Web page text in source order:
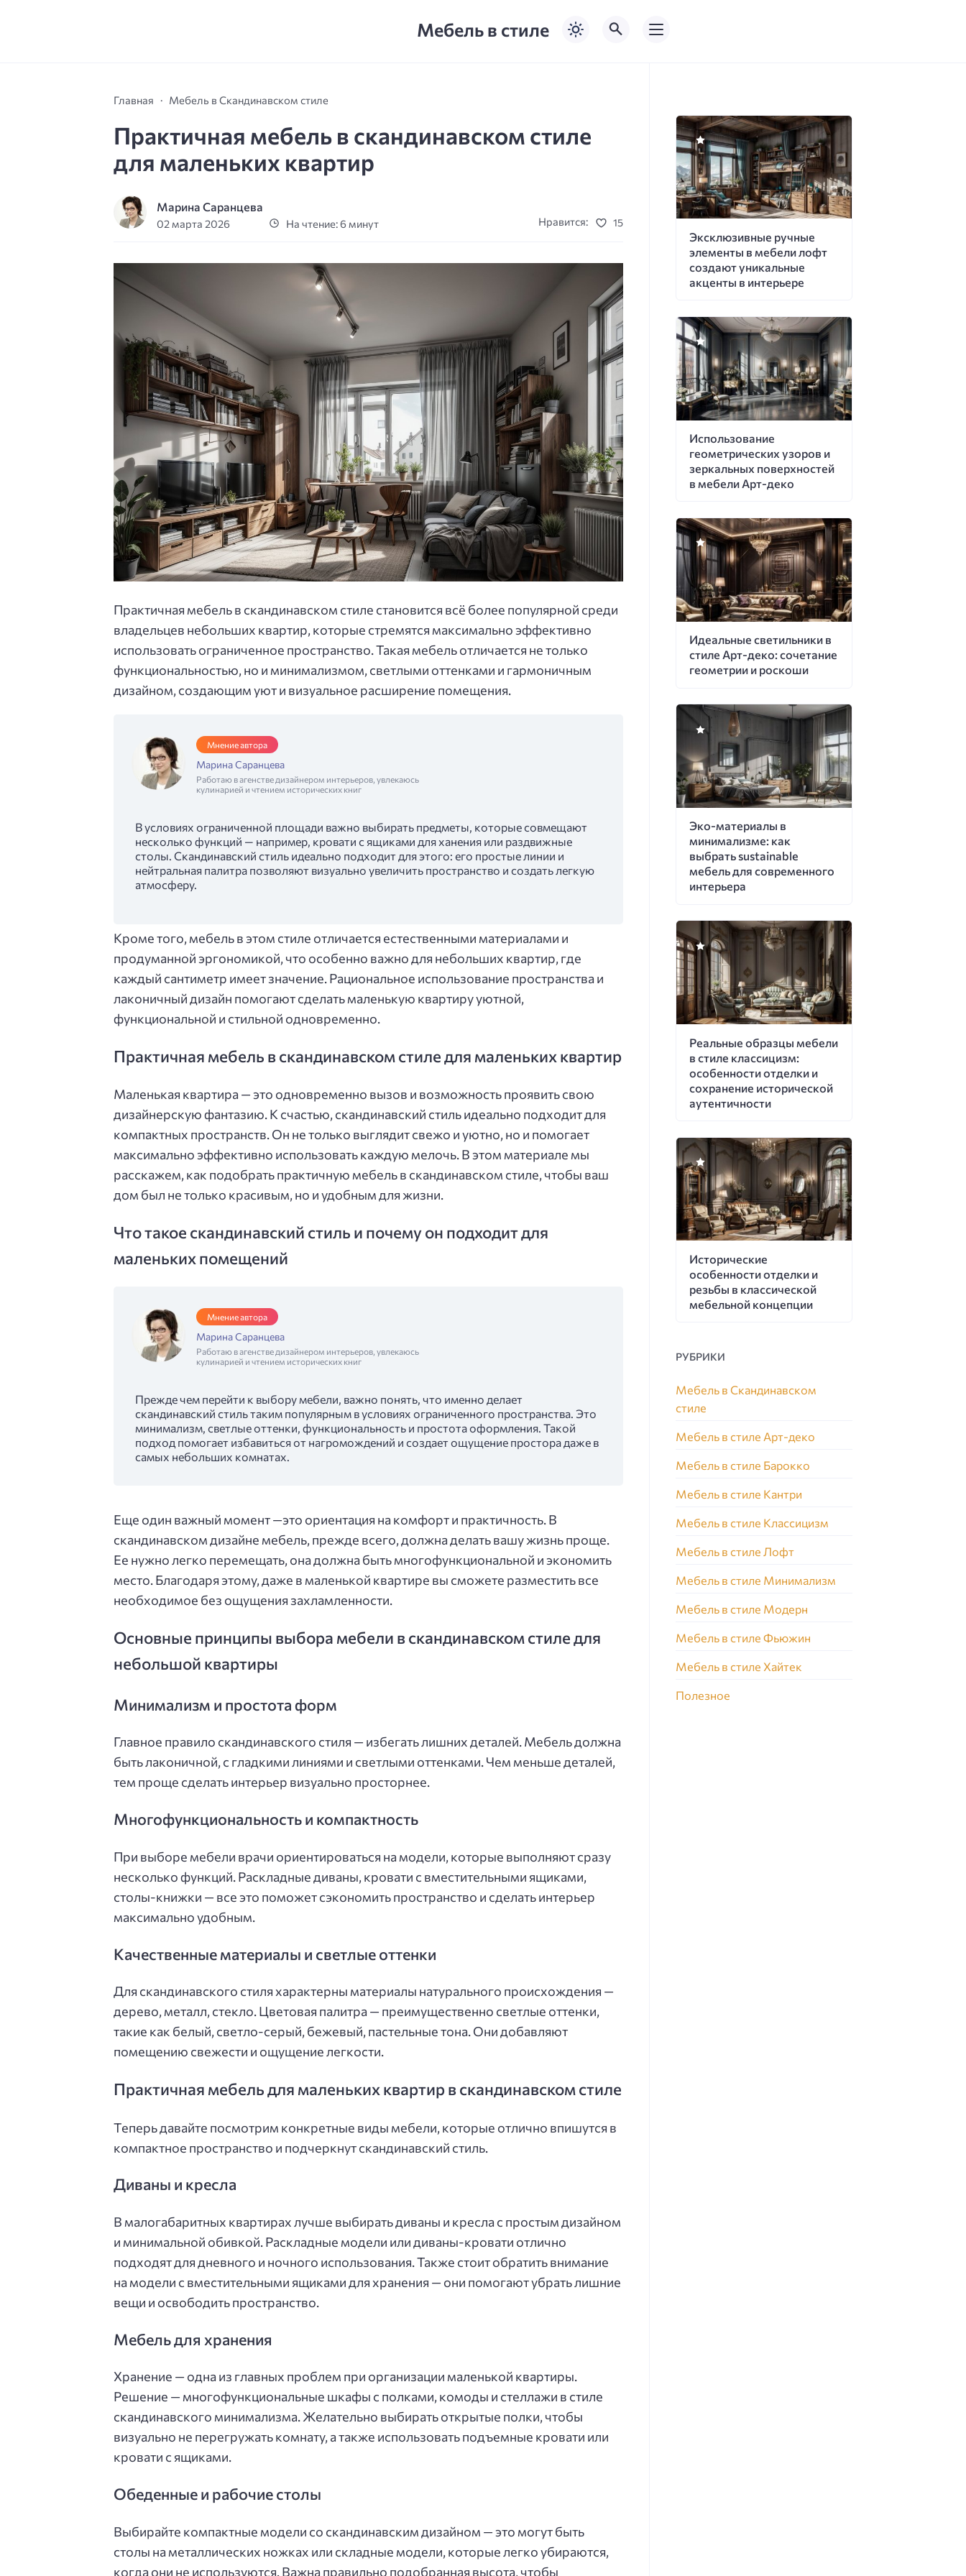
Мебель в стиле
Главная Мебель в Скандинавском стиле
Практичная мебель в скандинавском стиле
для маленьких квартир
Марина Саранцева
02 марта 2026 На чтение: 6 минут Нравится: 15
Практичная мебель в скандинавском стиле становится всё более популярной среди
владельцев небольших квартир, которые стремятся максимально эффективно
использовать ограниченное пространство. Такая мебель отличается не только
функциональностью, но и минимализмом, светлыми оттенками и гармоничным
дизайном, создающим уют и визуальное расширение помещения.
Мнение автора
Марина Саранцева
Работаю в агенстве дизайнером интерьеров, увлекаюсь
кулинарией и чтением исторических книг
В условиях ограниченной площади важно выбирать предметы, которые совмещают
несколько функций — например, кровати с ящиками для ханения или раздвижные
столы. Скандинавский стиль идеально подходит для этого: его простые линии и
нейтральная палитра позволяют визуально увеличить пространство и создать легкую
атмосферу.
Кроме того, мебель в этом стиле отличается естественными материалами и
продуманной эргономикой, что особенно важно для небольших квартир, где
каждый сантиметр имеет значение. Рациональное использование пространства и
лаконичный дизайн помогают сделать маленькую квартиру уютной,
функциональной и стильной одновременно.
Практичная мебель в скандинавском стиле для маленьких квартир
Маленькая квартира — это одновременно вызов и возможность проявить свою
дизайнерскую фантазию. К счастью, скандинавский стиль идеально подходит для
компактных пространств. Он не только выглядит свежо и уютно, но и помогает
максимально эффективно использовать каждую мелочь. В этом материале мы
расскажем, как подобрать практичную мебель в скандинавском стиле, чтобы ваш
дом был не только красивым, но и удобным для жизни.
Что такое скандинавский стиль и почему он подходит для
маленьких помещений
Мнение автора
Марина Саранцева
Работаю в агенстве дизайнером интерьеров, увлекаюсь
кулинарией и чтением исторических книг
Прежде чем перейти к выбору мебели, важно понять, что именно делает
скандинавский стиль таким популярным в условиях ограниченного пространства. Это
минимализм, светлые оттенки, функциональность и простота оформления. Такой
подход помогает избавиться от нагромождений и создает ощущение простора даже в
самых небольших комнатах.
Еще один важный момент —это ориентация на комфорт и практичность. В
скандинавском дизайне мебель, прежде всего, должна делать вашу жизнь проще.
Ее нужно легко перемещать, она должна быть многофункциональной и экономить
место. Благодаря этому, даже в маленькой квартире вы сможете разместить все
необходимое без ощущения захламленности.
Основные принципы выбора мебели в скандинавском стиле для
небольшой квартиры
Минимализм и простота форм
Главное правило скандинавского стиля — избегать лишних деталей. Мебель должна
быть лаконичной, с гладкими линиями и светлыми оттенками. Чем меньше деталей,
тем проще сделать интерьер визуально просторнее.
Многофункциональность и компактность
При выборе мебели врачи ориентироваться на модели, которые выполняют сразу
несколько функций. Раскладные диваны, кровати с вместительными ящиками,
столы-книжки — все это поможет сэкономить пространство и сделать интерьер
максимально удобным.
Качественные материалы и светлые оттенки
Для скандинавского стиля характерны материалы натурального происхождения —
дерево, металл, стекло. Цветовая палитра — преимущественно светлые оттенки,
такие как белый, светло-серый, бежевый, пастельные тона. Они добавляют
помещению свежести и ощущение легкости.
Практичная мебель для маленьких квартир в скандинавском стиле
Теперь давайте посмотрим конкретные виды мебели, которые отлично впишутся в
компактное пространство и подчеркнут скандинавский стиль.
Диваны и кресла
В малогабаритных квартирах лучше выбирать диваны и кресла с простым дизайном
и минимальной обивкой. Раскладные модели или диваны-кровати отлично
подходят для дневного и ночного использования. Также стоит обратить внимание
на модели с вместительными ящиками для хранения — они помогают убрать лишние
вещи и освободить пространство.
Мебель для хранения
Хранение — одна из главных проблем при организации маленькой квартиры.
Решение — многофункциональные шкафы с полками, комоды и стеллажи в стиле
скандинавского минимализма. Желательно выбирать открытые полки, чтобы
визуально не перегружать комнату, а также использовать подъемные кровати или
кровати с ящиками.
Обеденные и рабочие столы
Выбирайте компактные модели со скандинавским дизайном — это могут быть
столы на металлических ножках или складные модели, которые легко убираются,
когда они не используются. Важна правильно подобранная высота, чтобы
Эксклюзивные ручные
элементы в мебели лофт
создают уникальные
акценты в интерьере
Использование
геометрических узоров и
зеркальных поверхностей
в мебели Арт-деко
Идеальные светильники в
стиле Арт-деко: сочетание
геометрии и роскоши
Эко-материалы в
минимализме: как
выбрать sustainable
мебель для современного
интерьера
Реальные образцы мебели
в стиле классицизм:
особенности отделки и
сохранение исторической
аутентичности
Исторические
особенности отделки и
резьбы в классической
мебельной концепции
РУБРИКИ
Мебель в Скандинавском
стиле
Мебель в стиле Арт-деко
Мебель в стиле Барокко
Мебель в стиле Кантри
Мебель в стиле Классицизм
Мебель в стиле Лофт
Мебель в стиле Минимализм
Мебель в стиле Модерн
Мебель в стиле Фьюжин
Мебель в стиле Хайтек
Полезное